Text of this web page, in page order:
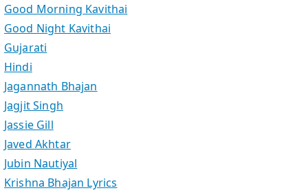
Good Morning Kavithai
Good Night Kavithai
Gujarati
Hindi
Jagannath Bhajan
Jagjit Singh
Jassie Gill
Javed Akhtar
Jubin Nautiyal
Krishna Bhajan Lyrics